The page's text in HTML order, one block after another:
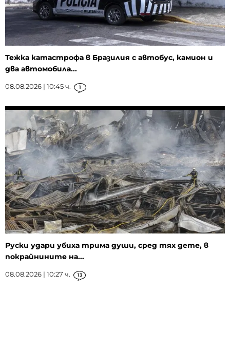
Тежка катастрофа в Бразилия с автобус, камион и
два автомобила...
08.08.2026 | 10:45 ч. 1
Руски удари убиха трима души, сред тях дете, в
покрайнините на...
08.08.2026 | 10:27 ч. 13